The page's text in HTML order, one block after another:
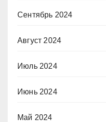
Сентябрь 2024
Август 2024
Июль 2024
Июнь 2024
Май 2024